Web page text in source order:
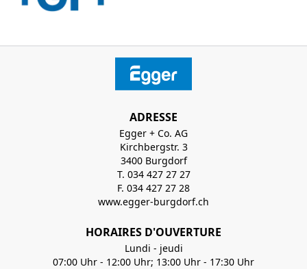
ADRESSE
Egger + Co. AG
Kirchbergstr. 3
3400 Burgdorf
T. 034 427 27 27
F. 034 427 27 28
www.egger-burgdorf.ch
HORAIRES D'OUVERTURE
Lundi - jeudi
07:00 Uhr - 12:00 Uhr; 13:00 Uhr - 17:30 Uhr